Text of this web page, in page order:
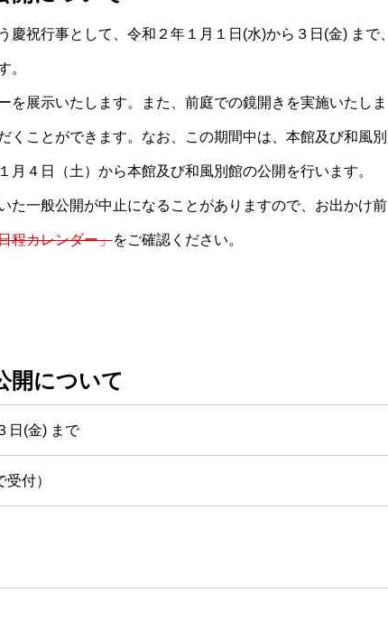
祝行事として、令和２年１月１日(水)から３日(金) まで、
。
を展示いたします。また、前庭での鏡開きを実施いたしま
くことができます。なお、この期間中は、本館及び和風別
４日（土）から本館及び和風別館の公開を行います。
た一般公開が中止になることがありますので、お出かけ前
程カレンダー」をご確認ください。
開について
日(金) まで
付）